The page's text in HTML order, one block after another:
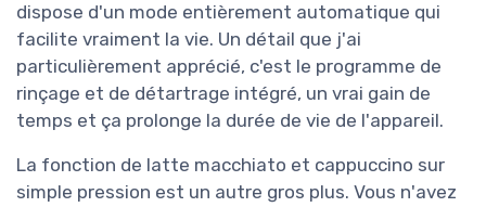
dispose d'un mode entièrement automatique qui
facilite vraiment la vie. Un détail que j'ai
particulièrement apprécié, c'est le programme de
rinçage et de détartrage intégré, un vrai gain de
temps et ça prolonge la durée de vie de l'appareil.
La fonction de latte macchiato et cappuccino sur
simple pression est un autre gros plus. Vous n'avez